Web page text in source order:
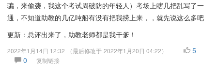
骗，来偷袭，我这个考试周破防的年轻人）考场上瞎几把乱写了一
通，不知道助教的几亿吨船有没有把我捞上来，，就先说这么多吧
更新：总评出来了，助教老师都是我干爹！
2022年1月14日 12:32 （最后修改于 2022年1月20日 04:22）
5
0
复制链接